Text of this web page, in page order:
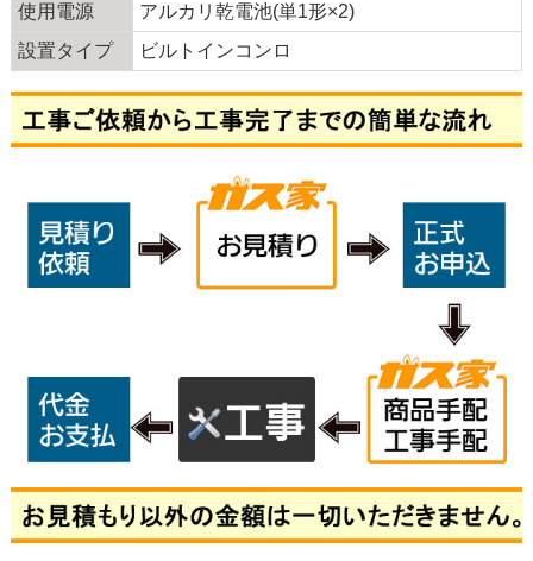
使用電源
アルカリ乾電池(単1形×2)
設置タイプ
ビルトインコンロ